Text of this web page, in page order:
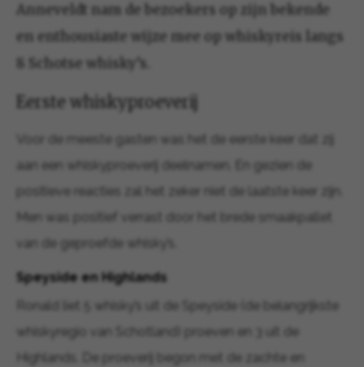
Anneveldt nam de bezoekers op zijn bekende
en enthousiaste wijze mee op whiskyreis langs
8 Schotse whisky’s.
Eerste whiskyproeverij
Voor de meeste gasten was het de eerste keer dat zij
aan een whiskyproeverij deelnamen. En gezien de
positieve reacties zal het zeker niet de laatste keer zijn.
Men was positief verrast door het brede smaakpallet
van de geproefde whisky’s.
Speyside en Highlands
Ronald liet 5 whisky’s uit de Speyside (de belangrijkste
whiskyregio van Schotland) proeven en 3 uit de
Highlands. De proeverij begon met de zachte en